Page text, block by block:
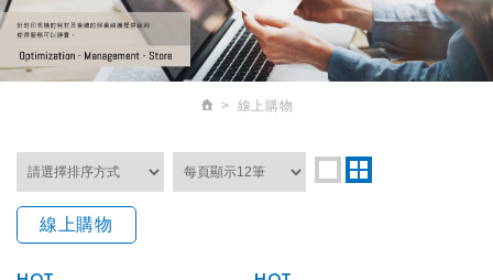
線上購物
線上購物
忘記密碼
訂單查詢